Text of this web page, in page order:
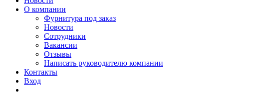
О компании
Фурнитура под заказ
Новости
Сотрудники
Вакансии
Отзывы
Написать руководителю компании
Контакты
Вход